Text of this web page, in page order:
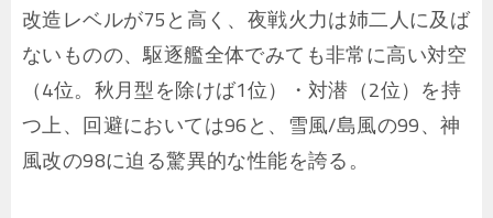
改造レベルが75と高く、夜戦火力は姉二人に及ば
ないものの、駆逐艦全体でみても非常に高い対空
（4位。秋月型を除けば1位）・対潜（2位）を持
つ上、回避においては96と、雪風/島風の99、神
風改の98に迫る驚異的な性能を誇る。